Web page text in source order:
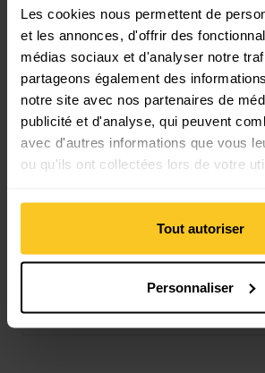
Les cookies nous permettent de
et les annonces, d'offrir des
médias sociaux et d'analyser notre
partageons également des
notre site avec nos partenaires de
publicité et d'analyse, qui peuvent
avec d'autres informations que vous
ou qu'ils ont collectées lors de votre
Tout autoriser
Personnaliser
Masse/poids
Longueur: 15.5 cm
Largeur: 4 cm
Poids en grammes: 15 g